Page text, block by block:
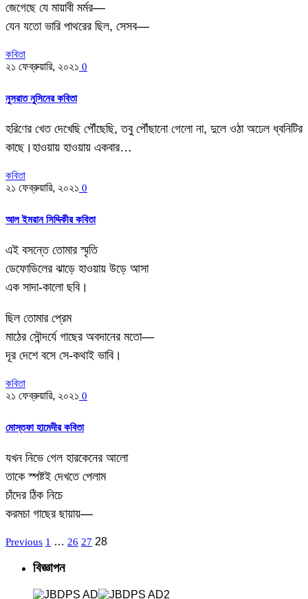
জেগেছে যে মায়াবী মর্মর—
যেন যতো ভারি পাথরের ছিল, সেসব—
কবিতা
২১ ফেব্রুয়ারি, ২০২১ 0
নুসরাত নুসিনের কবিতা
হরিণের খেত দেখেছি পৌঁছেছি, তবু পৌঁছানো গেলো না, দুলে ওঠা অঢেল ধ্বনিটির
কাছে।হাওয়ায় হাওয়ায় একবার…
কবিতা
২১ ফেব্রুয়ারি, ২০২১ 0
আল ইমরান সিদ্দিকীর কবিতা
এই বসন্তে তোমার স্মৃতি
ডেফোডিলের ঝাড়ে হাওয়ায় উড়ে আসা
এক সাদা-কালো ছবি।
ছিল তোমার প্রেম
মাঠের সৌন্দর্যে গাছের অবদানের মতো—
দূর দেশে বসে সে-কথাই ভাবি।
কবিতা
২১ ফেব্রুয়ারি, ২০২১ 0
মোস্তফা হামেদীর কবিতা
যখন নিভে গেল হারকেনের আলো
তাকে স্পষ্টই দেখতে পেলাম
চাঁদের ঠিক নিচে
করমচা গাছের ছায়ায়—
Previous 1 … 26 27 28
বিজ্ঞাপন